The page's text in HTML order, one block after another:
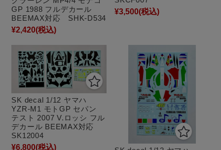
GP 1988 フルデカール
BEEMAX対応 SHK-D534
¥2,420(税込)
¥3,500(税込)
SK decal 1/12 ヤマハ
YZR-M1 モトGP セパン
テスト 2007 V.ロッシ フル
デカール BEEMAX対応
SK12004
¥6,800(税込)